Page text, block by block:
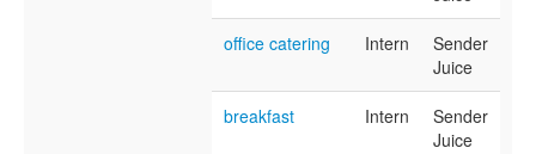
office catering Intern
Sender
Juice
breakfast Intern
Sender
Juice